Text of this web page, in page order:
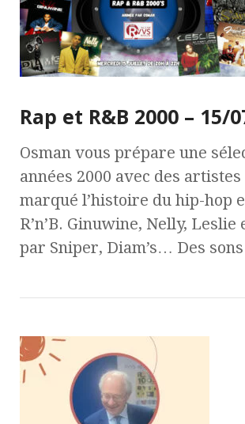
Rap et R&B 2000 – 15/
Osman vous prépare une
années 2000 avec des
marqué l’histoire du hip-hop
R’n’B. Ginuwine, Nelly, Leslie
par Sniper, Diam’s… Des